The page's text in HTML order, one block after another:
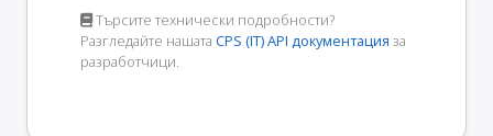
Търсите технически подробности?
Разгледайте нашата CPS (IT) API документация за
разработчици.